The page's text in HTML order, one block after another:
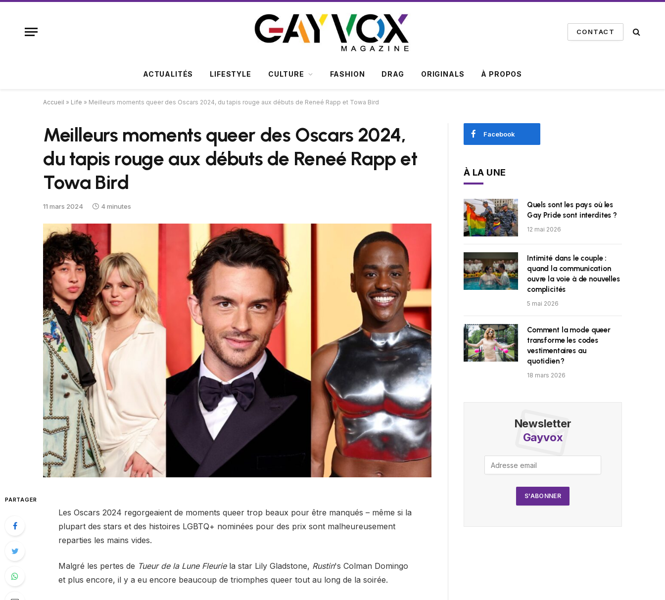
CONTACT
ACTUALITÉS LIFESTYLE CULTURE FASHION DRAG ORIGINALS À PROPOS
Accueil » Life » Meilleurs moments queer des Oscars 2024, du tapis rouge aux débuts de Reneé Rapp et Towa Bird
Meilleurs moments queer des Oscars 2024,
du tapis rouge aux débuts de Reneé Rapp et
Towa Bird
11 mars 2024 4 minutes
PARTAGER
Les Oscars 2024 regorgeaient de moments queer trop beaux pour être manqués – même si la
plupart des stars et des histoires LGBTQ+ nominées pour des prix sont malheureusement
reparties les mains vides.
Malgré les pertes de Tueur de la Lune Fleurie la star Lily Gladstone, Rustin's Colman Domingo
et plus encore, il y a eu encore beaucoup de triomphes queer tout au long de la soirée.
Facebook
À LA UNE
Quels sont les pays où les
Gay Pride sont interdites ?
12 mai 2026
Intimité dans le couple :
quand la communication
ouvre la voie à de nouvelles
complicités
5 mai 2026
Comment la mode queer
transforme les codes
vestimentaires au
quotidien ?
18 mars 2026
Newsletter
Gayvox